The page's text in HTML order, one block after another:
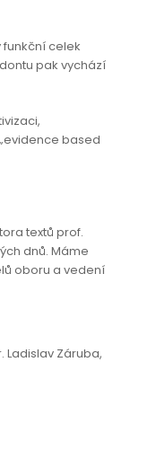
celek
pak vychází
based
textů prof.
dnů. Máme
oboru a vedení
Ladislav Záruba,